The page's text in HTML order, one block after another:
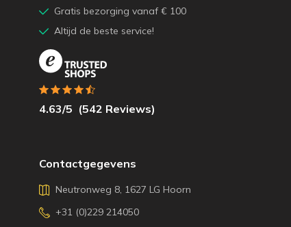
Contactgegevens
Neutronweg 8, 1627 LG Hoorn
+31 (0)229 214050
Gratis bezorging vanaf € 100
Altijd de beste service!
4.63/5 (542 Reviews)